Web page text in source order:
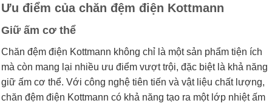
Ưu điểm của chăn đệm điện Kottmann
Giữ ấm cơ thể
Chăn đệm điện Kottmann không chỉ là một sản phẩm tiện ích
mà còn mang lại nhiều ưu điểm vượt trội, đặc biệt là khả năng
giữ ấm cơ thể. Với công nghệ tiên tiến và vật liệu chất lượng,
chăn đệm điện Kottmann có khả năng tạo ra một lớp nhiệt ấm